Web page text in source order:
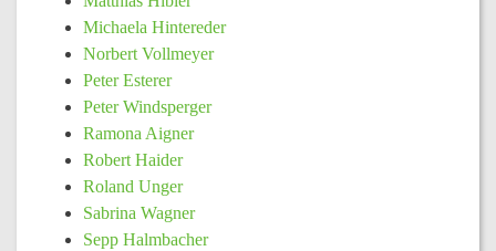
Michaela Hintereder
Norbert Vollmeyer
Peter Esterer
Peter Windsperger
Ramona Aigner
Robert Haider
Roland Unger
Sabrina Wagner
Sepp Halmbacher